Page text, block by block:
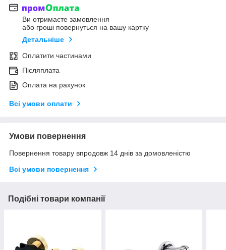
Ви отримаєте замовлення
або гроші повернуться на вашу картку
Детальніше
Оплатити частинами
Післяплата
Оплата на рахунок
Всі умови оплати
Умови повернення
Повернення товару впродовж 14 днів за домовленістю
Всі умови повернення
Подібні товари компанії